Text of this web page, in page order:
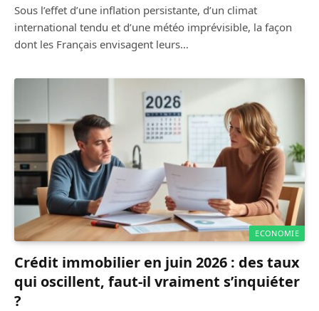
Sous l’effet d’une inflation persistante, d’un climat
international tendu et d’une météo imprévisible, la façon
dont les Français envisagent leurs…
ECONOMIE
Crédit immobilier en juin 2026 : des taux
qui oscillent, faut-il vraiment s’inquiéter
?